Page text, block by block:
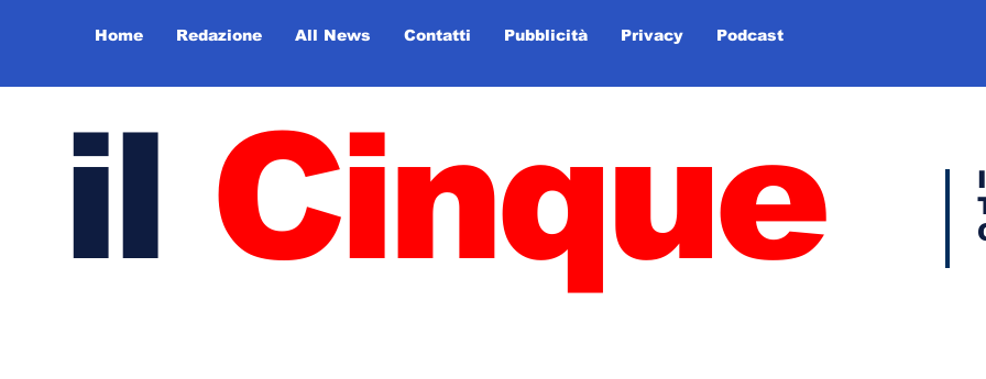
Home Redazione All News Contatti Pubblicità Privacy Podcast
il Cinque